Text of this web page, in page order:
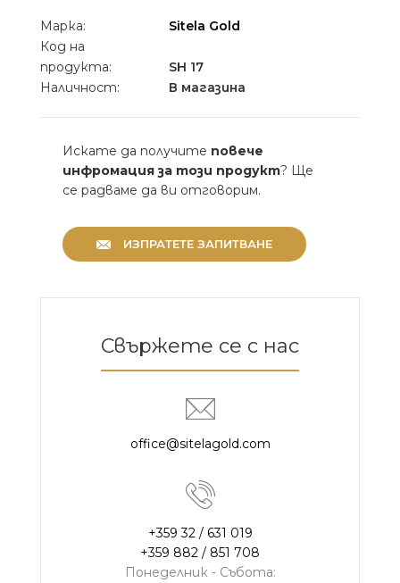
Марка:
Sitela Gold
Код на
продукта:
SH 17
Наличност:
В магазина
Искате да получите повече
инфромация за този продукт? Ще
се радваме да ви отговорим.
ИЗПРАТЕТЕ ЗАПИТВАНЕ
Свържете се с нас
office@sitelagold.com
+359 32 / 631 019
+359 882 / 851 708
Понеделник - Събота: